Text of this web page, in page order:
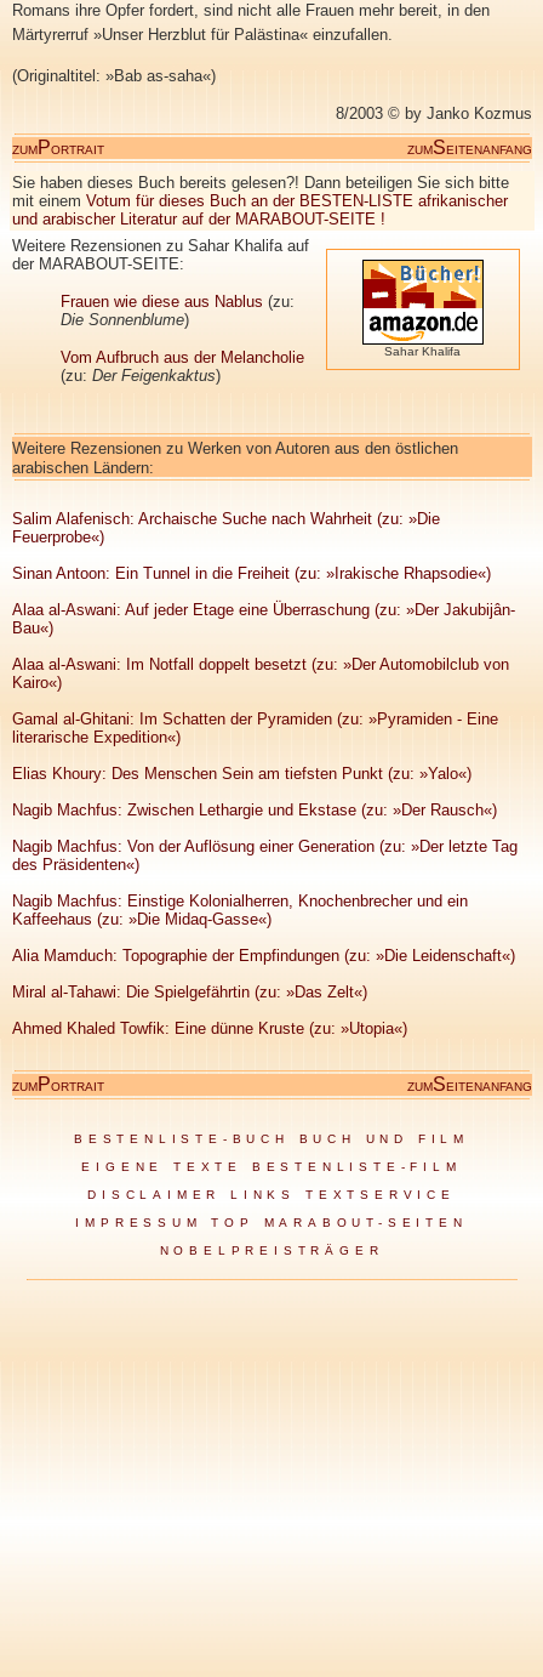
Romans ihre Opfer fordert, sind nicht alle Frauen mehr bereit, in den
Märtyrerruf »Unser Herzblut für Palästina« einzufallen.
(Originaltitel: »Bab as-saha«)
8/2003 © by Janko Kozmus
ZUMPORTRAIT ZUMSEITENANFANG
Sie haben dieses Buch bereits gelesen?! Dann beteiligen Sie sich bitte
mit einem Votum für dieses Buch an der BESTEN-LISTE afrikanischer
und arabischer Literatur auf der MARABOUT-SEITE !
Sahar Khalifa
Weitere Rezensionen zu Sahar Khalifa auf
der MARABOUT-SEITE:
Frauen wie diese aus Nablus (zu:
Die Sonnenblume)
Vom Aufbruch aus der Melancholie
(zu: Der Feigenkaktus)
Weitere Rezensionen zu Werken von Autoren aus den östlichen
arabischen Ländern:
Salim Alafenisch: Archaische Suche nach Wahrheit (zu: »Die
Feuerprobe«)
Sinan Antoon: Ein Tunnel in die Freiheit (zu: »Irakische Rhapsodie«)
Alaa al-Aswani: Auf jeder Etage eine Überraschung (zu: »Der Jakubijân-
Bau«)
Alaa al-Aswani: Im Notfall doppelt besetzt (zu: »Der Automobilclub von
Kairo«)
Gamal al-Ghitani: Im Schatten der Pyramiden (zu: »Pyramiden - Eine
literarische Expedition«)
Elias Khoury: Des Menschen Sein am tiefsten Punkt (zu: »Yalo«)
Nagib Machfus: Zwischen Lethargie und Ekstase (zu: »Der Rausch«)
Nagib Machfus: Von der Auflösung einer Generation (zu: »Der letzte Tag
des Präsidenten«)
Nagib Machfus: Einstige Kolonialherren, Knochenbrecher und ein
Kaffeehaus (zu: »Die Midaq-Gasse«)
Alia Mamduch: Topographie der Empfindungen (zu: »Die Leidenschaft«)
Miral al-Tahawi: Die Spielgefährtin (zu: »Das Zelt«)
Ahmed Khaled Towfik: Eine dünne Kruste (zu: »Utopia«)
ZUMPORTRAIT ZUMSEITENANFANG
BESTENLISTE-BUCH BUCH UND FILM
EIGENE TEXTE BESTENLISTE-FILM
DISCLAIMER LINKS TEXTSERVICE
IMPRESSUM TOP MARABOUT-SEITEN
NOBELPREISTRÄGER